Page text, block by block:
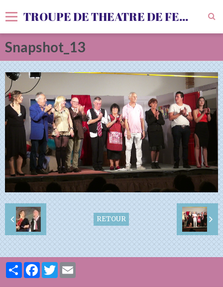
TROUPE DE THEATRE DE FENOLS
Accueil
Livre d'or
Vidéos
Album
Agenda
Sondages
Snapshot_13
RETOUR
PartagerFacebook
Twitter